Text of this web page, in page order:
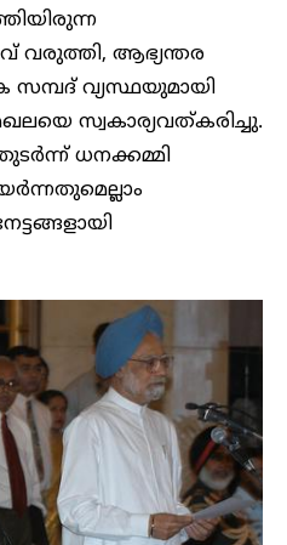
വരുത്തി, ആഭ്യന്തര
വ്യസ്ഥയുമായി
സ്വകാര്യവത്കരിച്ചു.
ധനക്കമ്മി